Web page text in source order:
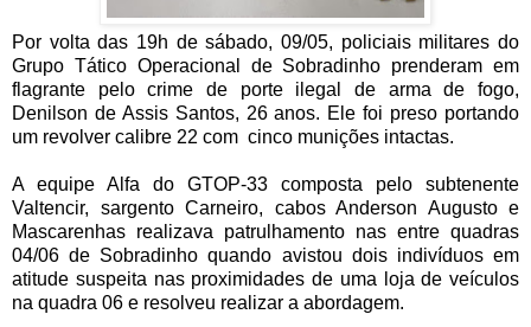
Por volta das 19h de sábado, 09/05, policiais militares do
Grupo Tático Operacional de Sobradinho prenderam em
flagrante pelo crime de porte ilegal de arma de fogo,
Denilson de Assis Santos, 26 anos. Ele foi preso portando
um revolver calibre 22 com cinco munições intactas.
A equipe Alfa do GTOP-33 composta pelo subtenente
Valtencir, sargento Carneiro, cabos Anderson Augusto e
Mascarenhas realizava patrulhamento nas entre quadras
04/06 de Sobradinho quando avistou dois indivíduos em
atitude suspeita nas proximidades de uma loja de veículos
na quadra 06 e resolveu realizar a abordagem.